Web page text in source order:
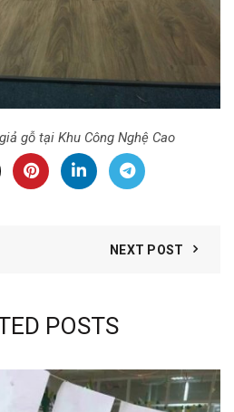
gỗ tại Khu Công Nghệ Cao
NEXT POST
POSTS